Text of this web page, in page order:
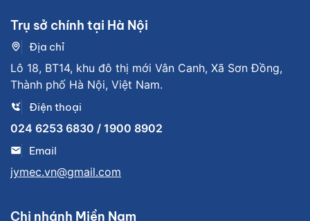
Trụ sở chính tại Hà Nội
Địa chỉ
Lô 18, BT14, khu đô thị mới Vân Canh, Xã Sơn Đồng,
Thành phố Hà Nội, Việt Nam.
Điện thoại
024 6253 6830 / 1900 8902
Email
jymec.vn@gmail.com
Chi nhánh Miền Nam